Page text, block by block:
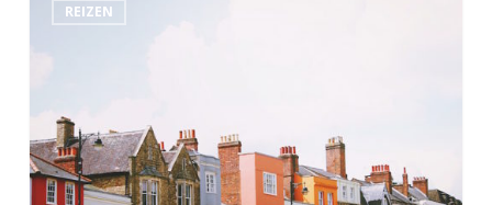
dingen
nadat
je
een
REIZEN